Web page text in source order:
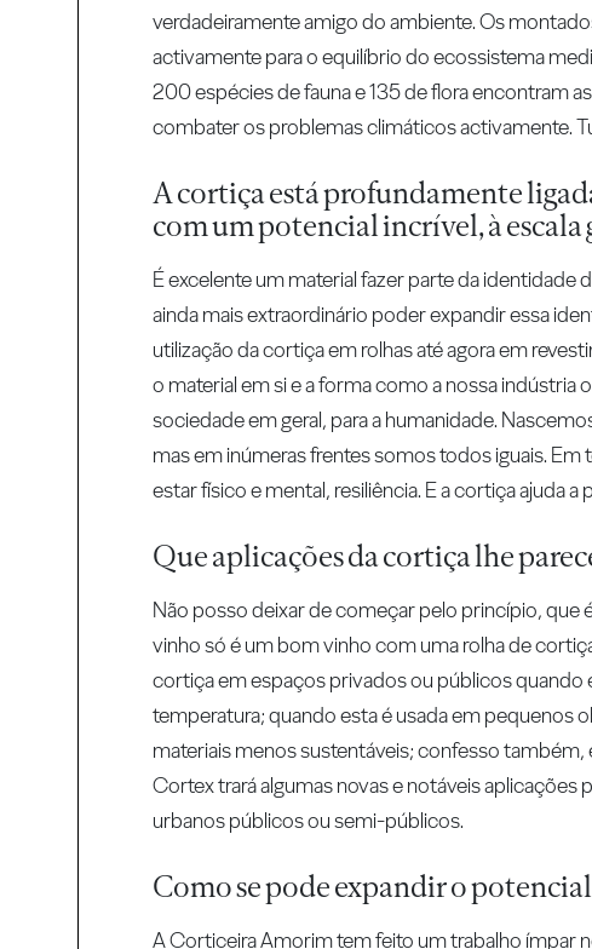
verdadeiramente amigo do ambiente. Os
activamente para o equilíbrio do ecossistema
200 espécies de fauna e 135 de flora encontram
combater os problemas climáticos activamente.
A cortiça está profundamente
com um potencial incrível, à escala
É excelente um material fazer parte da identidade
ainda mais extraordinário poder expandir essa
utilização da cortiça em rolhas até agora em
o material em si e a forma como a nossa indústria
sociedade em geral, para a humanidade.
mas em inúmeras frentes somos todos iguais.
estar físico e mental, resiliência. E a cortiça ajuda
Que aplicações da cortiça lhe
Não posso deixar de começar pelo princípio, que
vinho só é um bom vinho com uma rolha de
cortiça em espaços privados ou públicos quando
temperatura; quando esta é usada em
materiais menos sustentáveis; confesso
Cortex trará algumas novas e notáveis aplicações
urbanos públicos ou semi-públicos.
Como se pode expandir o
A Corticeira Amorim tem feito um trabalho ímpar